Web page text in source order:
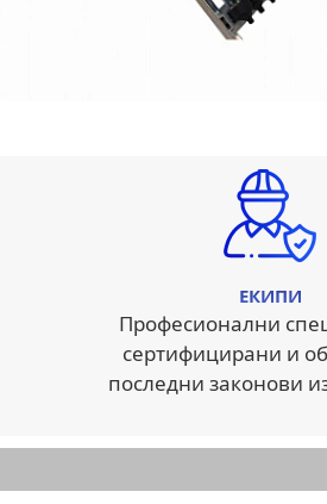
ЕКИПИ
Професионални
сертифицирани и
последни законови